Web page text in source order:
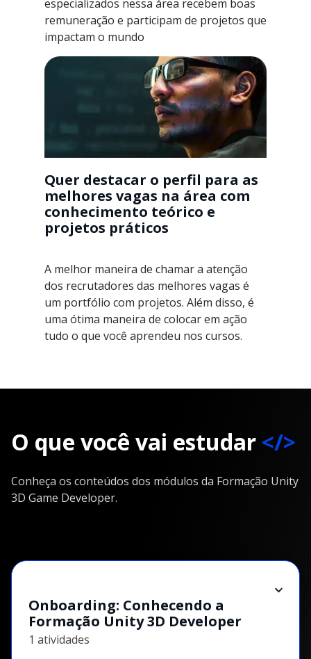
especializados nessa área recebem boas
remuneração e participam de projetos que
impactam o mundo
Quer destacar o perfil para as
melhores vagas na área com
conhecimento teórico e
projetos práticos
A melhor maneira de chamar a atenção
dos recrutadores das melhores vagas é
um portfólio com projetos. Além disso, é
uma ótima maneira de colocar em ação
tudo o que você aprendeu nos cursos.
O que você vai estudar </>
Conheça os conteúdos dos módulos da Formação Unity
3D Game Developer.
Onboarding: Conhecendo a
Formação Unity 3D Developer
1 atividades